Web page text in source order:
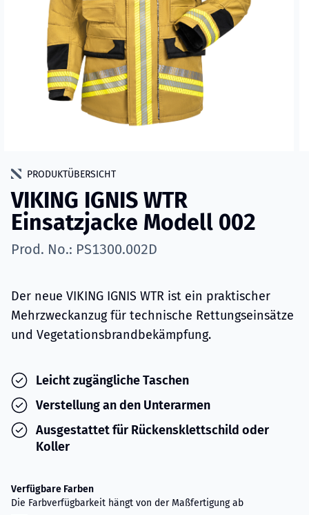
PRODUKTÜBERSICHT
VIKING IGNIS WTR
Einsatzjacke Modell 002
Prod. No.: PS1300.002D
Der neue VIKING IGNIS WTR ist ein praktischer
Mehrzweckanzug für technische Rettungseinsätze
und Vegetationsbrandbekämpfung.
Leicht zugängliche Taschen
Verstellung an den Unterarmen
Ausgestattet für Rückensklettschild oder
Koller
Verfügbare Farben
Die Farbverfügbarkeit hängt von der Maßfertigung ab